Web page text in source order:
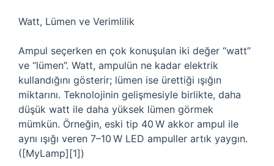
Watt, Lümen ve Verimlilik
Ampul seçerken en çok konuşulan iki değer “watt”
ve “lümen”. Watt, ampulün ne kadar elektrik
kullandığını gösterir; lümen ise ürettiği ışığın
miktarını. Teknolojinin gelişmesiyle birlikte, daha
düşük watt ile daha yüksek lümen görmek
mümkün. Örneğin, eski tip 40 W akkor ampul ile
aynı ışığı veren 7–10 W LED ampuller artık yaygın.
([MyLamp][1])